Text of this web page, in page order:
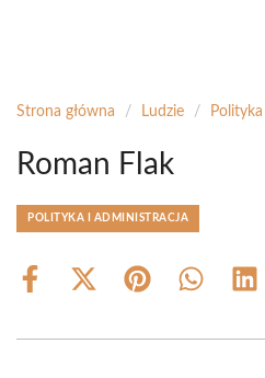
Strona główna / Ludzie /
Roman Flak
POLITYKA I ADMINISTRACJA
Share
Share
(Twitter)
Share Share